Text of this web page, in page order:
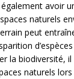
avoir
naturels
peut
la biodiversité,
naturels lors